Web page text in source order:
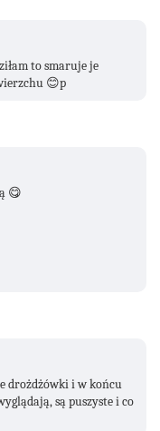
to smaruje je
😊p
😋
drożdżówki i w końcu
są puszyste i co